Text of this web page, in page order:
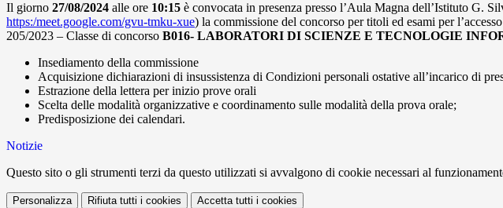
Il giorno 27/08/2024 alle ore 10:15 è convocata in presenza presso l’Aula Magna dell’Istituto G.
https:/meet.google.com/gvu-tmku-xue) la commissione del concorso per titoli ed esami per
205/2023 – Classe di concorso B016- LABORATORI DI SCIENZE E TECNOLOGIE
Insediamento della commissione
Acquisizione dichiarazioni di insussistenza di Condizioni personali ostative all’incarico di
Estrazione della lettera per inizio prove orali
Scelta delle modalità organizzative e coordinamento sulle modalità della prova orale;
Predisposizione dei calendari.
Notizie
Questo sito o gli strumenti terzi da questo utilizzati si avvalgono di cookie necessari al
Personalizza Rifiuta tutti i cookies Accetta tutti i cookies